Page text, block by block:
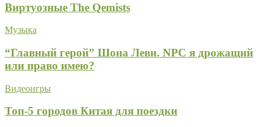
Виртуозные The Qemists
Музыка
“Главный герой” Шона Леви. NPC я дрожащий
или право имею?
Видеоигры
Топ-5 городов Китая для поездки